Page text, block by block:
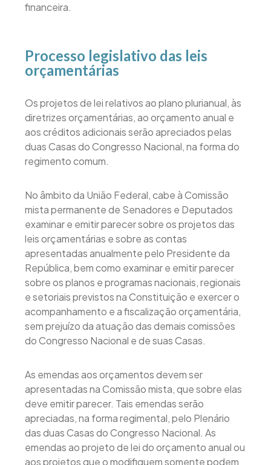
financeira.
Processo legislativo das leis
orçamentárias
Os projetos de lei relativos ao plano plurianual, às
diretrizes orçamentárias, ao orçamento anual e
aos créditos adicionais serão apreciados pelas
duas Casas do Congresso Nacional, na forma do
regimento comum.
No âmbito da União Federal, cabe à Comissão
mista permanente de Senadores e Deputados
examinar e emitir parecer sobre os projetos das
leis orçamentárias e sobre as contas
apresentadas anualmente pelo Presidente da
República, bem como examinar e emitir parecer
sobre os planos e programas nacionais, regionais
e setoriais previstos na Constituição e exercer o
acompanhamento e a fiscalização orçamentária,
sem prejuízo da atuação das demais comissões
do Congresso Nacional e de suas Casas.
As emendas aos orçamentos devem ser
apresentadas na Comissão mista, que sobre elas
deve emitir parecer. Tais emendas serão
apreciadas, na forma regimental, pelo Plenário
das duas Casas do Congresso Nacional. As
emendas ao projeto de lei do orçamento anual ou
aos projetos que o modifiquem somente podem